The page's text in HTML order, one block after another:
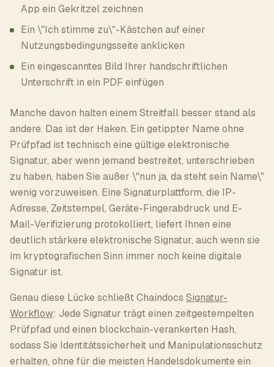
App ein Gekritzel zeichnen
Ein \"Ich stimme zu\"-Kästchen auf einer
Nutzungsbedingungsseite anklicken
Ein eingescanntes Bild Ihrer handschriftlichen
Unterschrift in ein PDF einfügen
Manche davon halten einem Streitfall besser stand als
andere. Das ist der Haken. Ein getippter Name ohne
Prüfpfad ist technisch eine gültige elektronische
Signatur, aber wenn jemand bestreitet, unterschrieben
zu haben, haben Sie außer \"nun ja, da steht sein Name\"
wenig vorzuweisen. Eine Signaturplattform, die IP-
Adresse, Zeitstempel, Geräte-Fingerabdruck und E-
Mail-Verifizierung protokolliert, liefert Ihnen eine
deutlich stärkere elektronische Signatur, auch wenn sie
im kryptografischen Sinn immer noch keine digitale
Signatur ist.
Genau diese Lücke schließt Chaindocs Signatur-
Workflow: Jede Signatur trägt einen zeitgestempelten
Prüfpfad und einen blockchain-verankerten Hash,
sodass Sie Identitätssicherheit und Manipulationsschutz
erhalten, ohne für die meisten Handelsdokumente ein